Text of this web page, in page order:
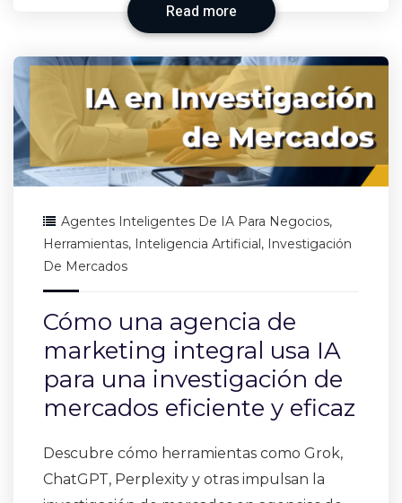
Read more
Agentes Inteligentes De IA Para Negocios,
Herramientas, Inteligencia Artificial, Investigación
De Mercados
Cómo una agencia de
marketing integral usa IA
para una investigación de
mercados eficiente y eficaz
Descubre cómo herramientas como Grok,
ChatGPT, Perplexity y otras impulsan la